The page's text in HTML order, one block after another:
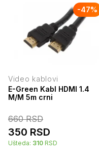
-47%
Video kablovi
E-Green Kabl HDMI 1.4
M/M 5m crni
660RSD
350 RSD
Ušteda: 310 RSD